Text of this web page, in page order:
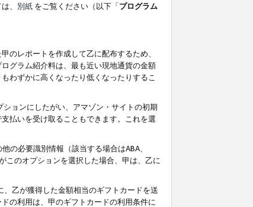
、 別紙 をご覧ください（以下「プログラム
のレポートを作成して乙に配布するため、
グラム紹介料は、最も近い現地通貨の金額
わずかに高くなったり低くなったりするこ
ョンにしたがい、アマゾン・サイトの初期
払いを受け取ることもできます。これを選
必要識別情報（該当する場合はABA、
このオプションを選択した場合、甲は、乙に
乙が獲得した金額相当のギフトカードを送
の利用は、甲のギフトカードの利用条件に